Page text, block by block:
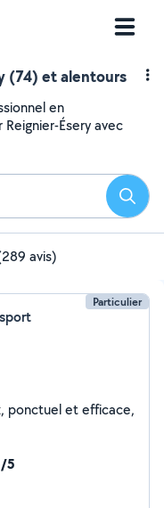
(74) et alentours
en
Ésery avec
avis)
Particulier
ponctuel et efficace,
5